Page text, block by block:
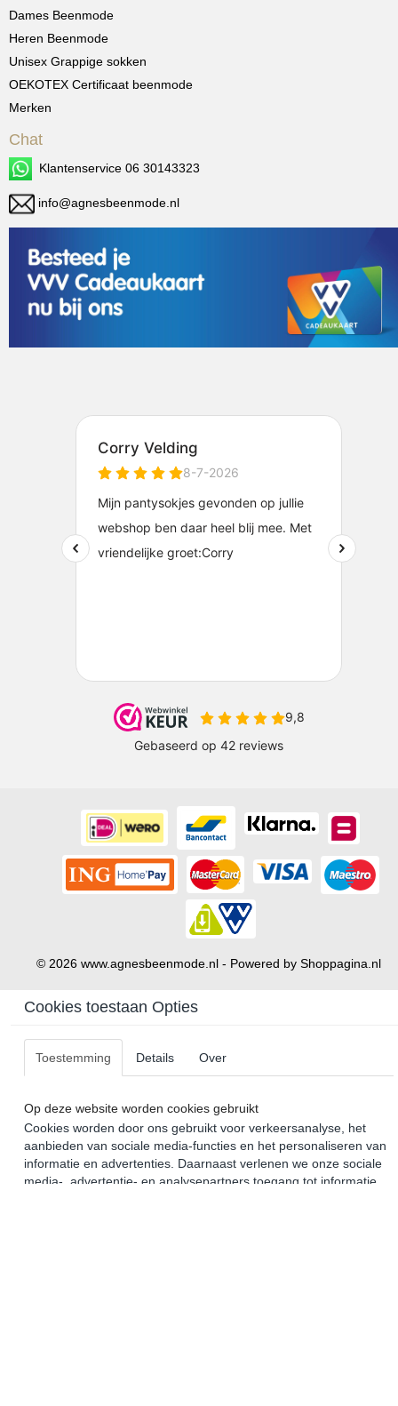
Dames Beenmode
Heren Beenmode
Unisex Grappige sokken
OEKOTEX Certificaat beenmode
Merken
Chat
Klantenservice 06 30143323
info@agnesbeenmode.nl
© 2026 www.agnesbeenmode.nl - Powered by Shoppagina.nl
Cookies toestaan Opties
Toestemming Details Over
Op deze website worden cookies gebruikt
Cookies worden door ons gebruikt voor verkeersanalyse, het
aanbieden van sociale media-functies en het personaliseren van
informatie en advertenties. Daarnaast verlenen we onze sociale
media-, advertentie- en analysepartners toegang tot informatie